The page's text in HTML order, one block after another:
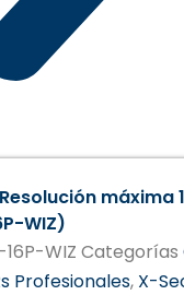
máxima
WIZ)
WIZ Categorías
Profesionales, X-